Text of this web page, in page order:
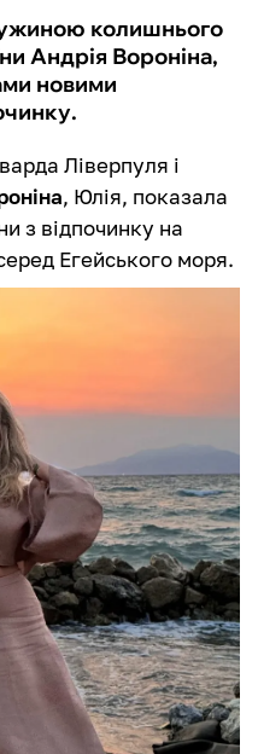
колишнього
Андрія Вороніна,
новими
Ліверпуля і
, Юлія, показала
з відпочинку на
Егейського моря.